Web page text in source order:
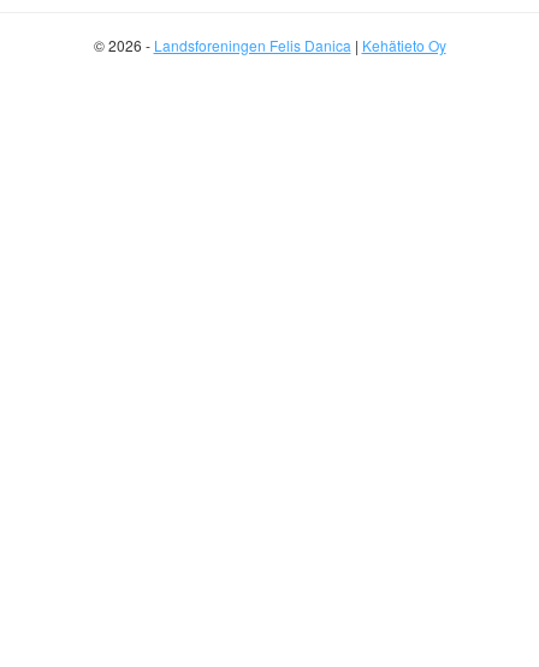
© 2026 - Landsforeningen Felis Danica | Kehätieto Oy